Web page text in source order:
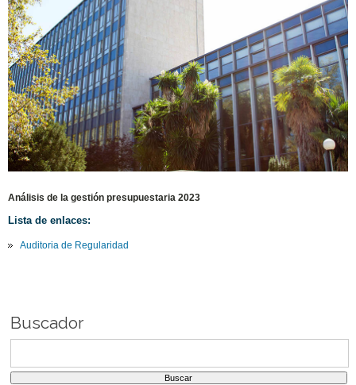
Análisis de la gestión presupuestaria 2023
Lista de enlaces:
Auditoria de Regularidad
Buscador